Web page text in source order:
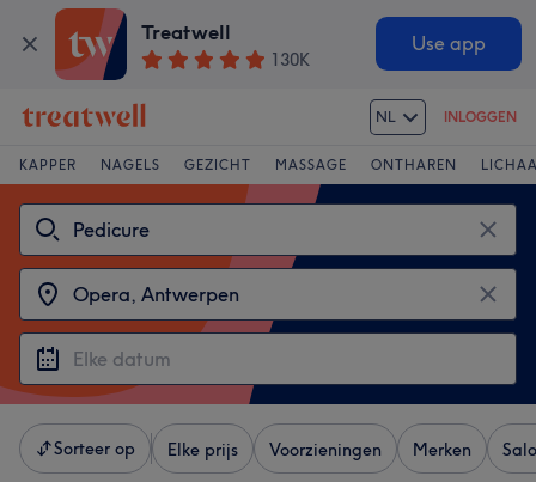
Treatwell
130K
Use app
NL INLOGGEN
KAPPER NAGELS GEZICHT MASSAGE ONTHAREN
Sorteer op Elke prijs Voorzieningen Merken